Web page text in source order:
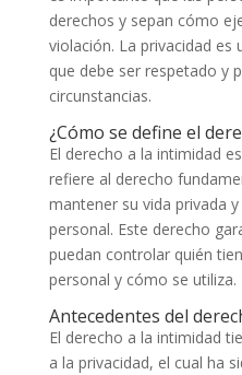
derechos y sepan cómo
violación. La privacidad es
que debe ser respetado y
circunstancias.
¿Cómo se define el
El derecho a la intimidad
refiere al derecho
mantener su vida privada
personal. Este derecho
puedan controlar quién
personal y cómo se utiliza.
Antecedentes del
El derecho a la intimidad
a la privacidad, el cual ha